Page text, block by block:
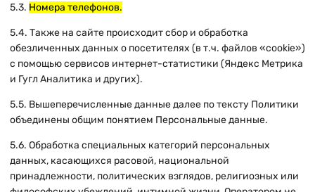
5.3. Номера телефонов.
5.4. Также на сайте происходит сбор и обработка
обезличенных данных о посетителях (в т.ч. файлов «cookie»)
с помощью сервисов интернет-статистики (Яндекс Метрика
и Гугл Аналитика и других).
5.5. Вышеперечисленные данные далее по тексту Политики
объединены общим понятием Персональные данные.
5.6. Обработка специальных категорий персональных
данных, касающихся расовой, национальной
принадлежности, политических взглядов, религиозных или